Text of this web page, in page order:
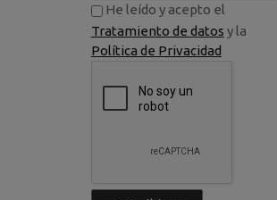
He leído y acepto el
Tratamiento de datos y la
Política de Privacidad